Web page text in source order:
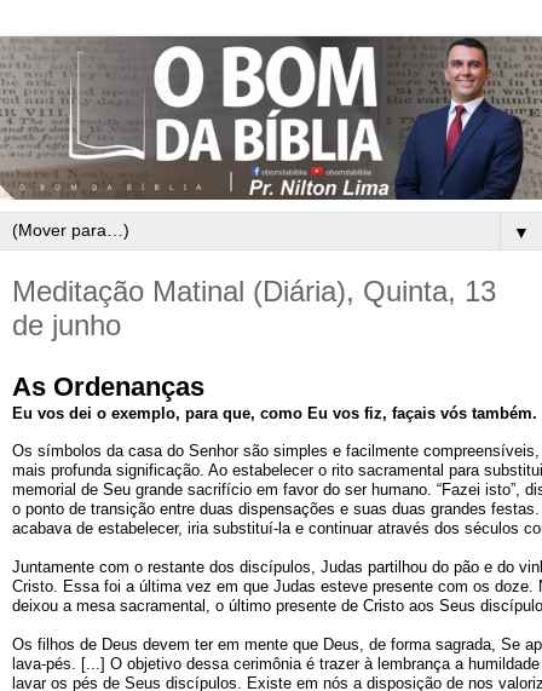
▼
Meditação Matinal (Diária), Quinta, 13
de junho
As Ordenanças
Eu vos dei o exemplo, para que, como Eu vos fiz, façais vós também.
Os símbolos da casa do Senhor são simples e facilmente
mais profunda significação. Ao estabelecer o rito sacramental para
memorial de Seu grande sacrifício em favor do ser humano. “Fazei isto”,
o ponto de transição entre duas dispensações e suas duas grandes
acabava de estabelecer, iria substituí-la e continuar através dos séculos
Juntamente com o restante dos discípulos, Judas partilhou do pão e do
Cristo. Essa foi a última vez em que Judas esteve presente com os
deixou a mesa sacramental, o último presente de Cristo aos Seus
Os filhos de Deus devem ter em mente que Deus, de forma sagrada, Se
lava-pés. [...] O objetivo dessa cerimônia é trazer à lembrança a
lavar os pés de Seus discípulos. Existe em nós a disposição de nos